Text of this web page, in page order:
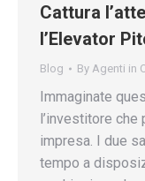
Cattura
l’Elevator
Blog By Agenti in
Immaginate
l’investitore che
impresa. I due
tempo a